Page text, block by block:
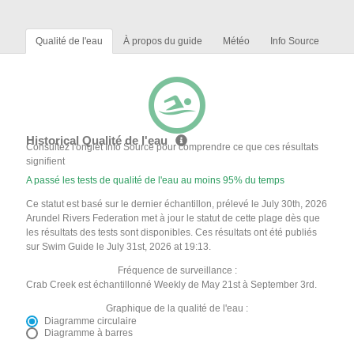
Qualité de l'eau À propos du guide Météo Info Source
Historical Qualité de l'eau
Consultez l'onglet Info Source pour comprendre ce que ces résultats
signifient
A passé les tests de qualité de l'eau au moins 95% du temps
Ce statut est basé sur le dernier échantillon, prélevé le July 30th, 2026
Arundel Rivers Federation met à jour le statut de cette plage dès que
les résultats des tests sont disponibles. Ces résultats ont été publiés
sur Swim Guide le July 31st, 2026 at 19:13.
Fréquence de surveillance :
Crab Creek est échantillonné Weekly de May 21st à September 3rd.
Graphique de la qualité de l'eau :
Diagramme circulaire
Diagramme à barres